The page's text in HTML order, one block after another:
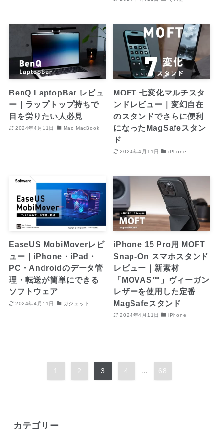
BenQ LaptopBar レビュ
ー｜ラップトップ持ちで
目を労りたい人必見
2024年4月11日 Mac MacBook
MOFT 七変化マルチスタ
ンドレビュー｜変幻自在
のスタンドでさらに便利
になったMagSafeスタン
ド
2024年4月11日 iPhone
EaseUS MobiMoverレビ
ュー｜iPhone・iPad・
PC・Androidのデータ管
理・転送が簡単にできる
ソフトウェア
2024年4月11日 ガジェット
iPhone 15 Pro用 MOFT
Snap-On スマホスタンド
レビュー｜新素材
「MOVAS™」ヴィーガン
レザーを使用した定番
MagSafeスタンド
2024年4月11日 iPhone
1 2 3 4 ... 68
カテゴリー